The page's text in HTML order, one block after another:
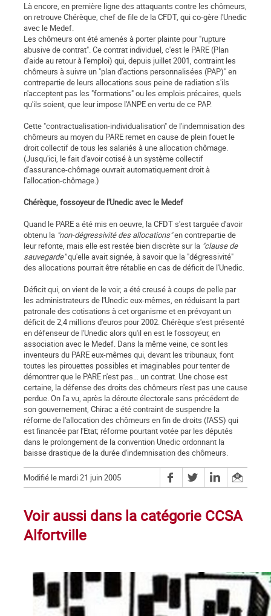
Là encore, en première ligne des attaquants contre les chômeurs,
on retrouve Chérèque, chef de file de la CFDT, qui co-gère l'Unedic
avec le Medef.
Les chômeurs ont été amenés à porter plainte pour "rupture
abusive de contrat". Ce contrat individuel, c'est le PARE (Plan
d'aide au retour à l'emploi) qui, depuis juillet 2001, contraint les
chômeurs à suivre un "plan d'actions personnalisées (PAP)" en
contrepartie de leurs allocations sous peine de radiation s'ils
n'acceptent pas les "formations" ou les emplois précaires, quels
qu'ils soient, que leur impose l'ANPE en vertu de ce PAP.
Cette "contractualisation-individualisation" de l'indemnisation des
chômeurs au moyen du PARE remet en cause de plein fouet le
droit collectif de tous les salariés à une allocation chômage.
(Jusqu'ici, le fait d'avoir cotisé à un système collectif
d'assurance-chômage ouvrait automatiquement droit à
l'allocation-chômage.)
Chérèque, fossoyeur de l'Unedic avec le Medef
Quand le PARE a été mis en oeuvre, la CFDT s'est targuée d'avoir
obtenu la "non-dégressivité des allocations"en contrepartie de
leur refonte, mais elle est restée bien discrète sur la "clause de
sauvegarde"qu'elle avait signée, à savoir que la "dégressivité"
des allocations pourrait être rétablie en cas de déficit de l'Unedic.
Déficit qui, on vient de le voir, a été creusé à coups de pelle par
les administrateurs de l'Unedic eux-mêmes, en réduisant la part
patronale des cotisations à cet organisme et en prévoyant un
déficit de 2,4 millions d'euros pour 2002. Chérèque s'est présenté
en défenseur de l'Unedic alors qu'il en est le fossoyeur, en
association avec le Medef. Dans la même veine, ce sont les
inventeurs du PARE eux-mêmes qui, devant les tribunaux, font
toutes les pirouettes possibles et imaginables pour tenter de
démontrer que le PARE n'est pas... un contrat. Une chose est
certaine, la défense des droits des chômeurs n'est pas une cause
perdue. On l'a vu, après la déroute électorale sans précédent de
son gouvernement, Chirac a été contraint de suspendre la
réforme de l'allocation des chômeurs en fin de droits (l'ASS) qui
est financée par l'Etat; réforme pourtant votée par les députés
dans le prolongement de la convention Unedic ordonnant la
baisse drastique de la durée d'indemnisation des chômeurs.
Modifié le mardi 21 juin 2005
Voir aussi dans la catégorie CCSA
Alfortville